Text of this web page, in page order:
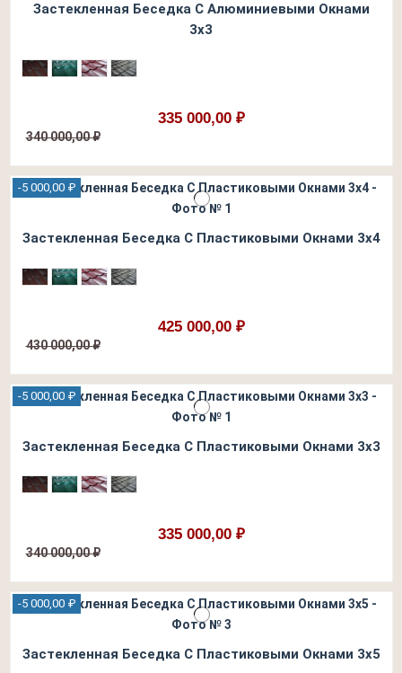
Застекленная Беседка С Алюминиевыми Окнами
3х3
335 000,00 ₽
340 000,00 ₽
-5 000,00 ₽
Застекленная Беседка С Пластиковыми Окнами 3х4
425 000,00 ₽
430 000,00 ₽
-5 000,00 ₽
Застекленная Беседка С Пластиковыми Окнами 3х3
335 000,00 ₽
340 000,00 ₽
-5 000,00 ₽
Застекленная Беседка С Пластиковыми Окнами 3х5